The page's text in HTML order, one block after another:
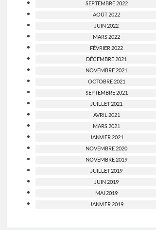
SEPTEMBRE 2022
AOÛT 2022
JUIN 2022
MARS 2022
FÉVRIER 2022
DÉCEMBRE 2021
NOVEMBRE 2021
OCTOBRE 2021
SEPTEMBRE 2021
JUILLET 2021
AVRIL 2021
MARS 2021
JANVIER 2021
NOVEMBRE 2020
NOVEMBRE 2019
JUILLET 2019
JUIN 2019
MAI 2019
JANVIER 2019